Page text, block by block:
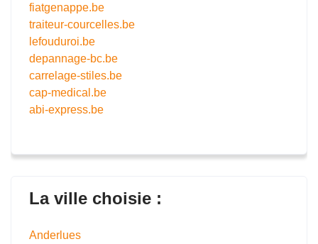
fiatgenappe.be
traiteur-courcelles.be
lefouduroi.be
depannage-bc.be
carrelage-stiles.be
cap-medical.be
abi-express.be
La ville choisie :
Anderlues